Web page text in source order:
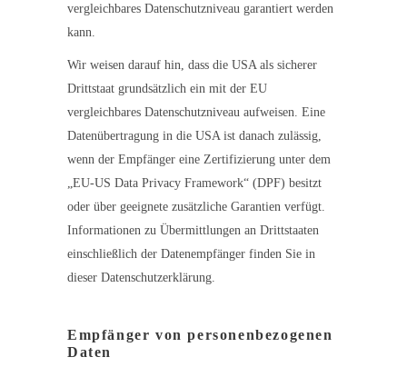
vergleichbares Datenschutzniveau garantiert werden
kann.
Wir weisen darauf hin, dass die USA als sicherer
Drittstaat grundsätzlich ein mit der EU
vergleichbares Datenschutzniveau aufweisen. Eine
Datenübertragung in die USA ist danach zulässig,
wenn der Empfänger eine Zertifizierung unter dem
„EU-US Data Privacy Framework“ (DPF) besitzt
oder über geeignete zusätzliche Garantien verfügt.
Informationen zu Übermittlungen an Drittstaaten
einschließlich der Datenempfänger finden Sie in
dieser Datenschutzerklärung.
Empfänger von personenbezogenen
Daten